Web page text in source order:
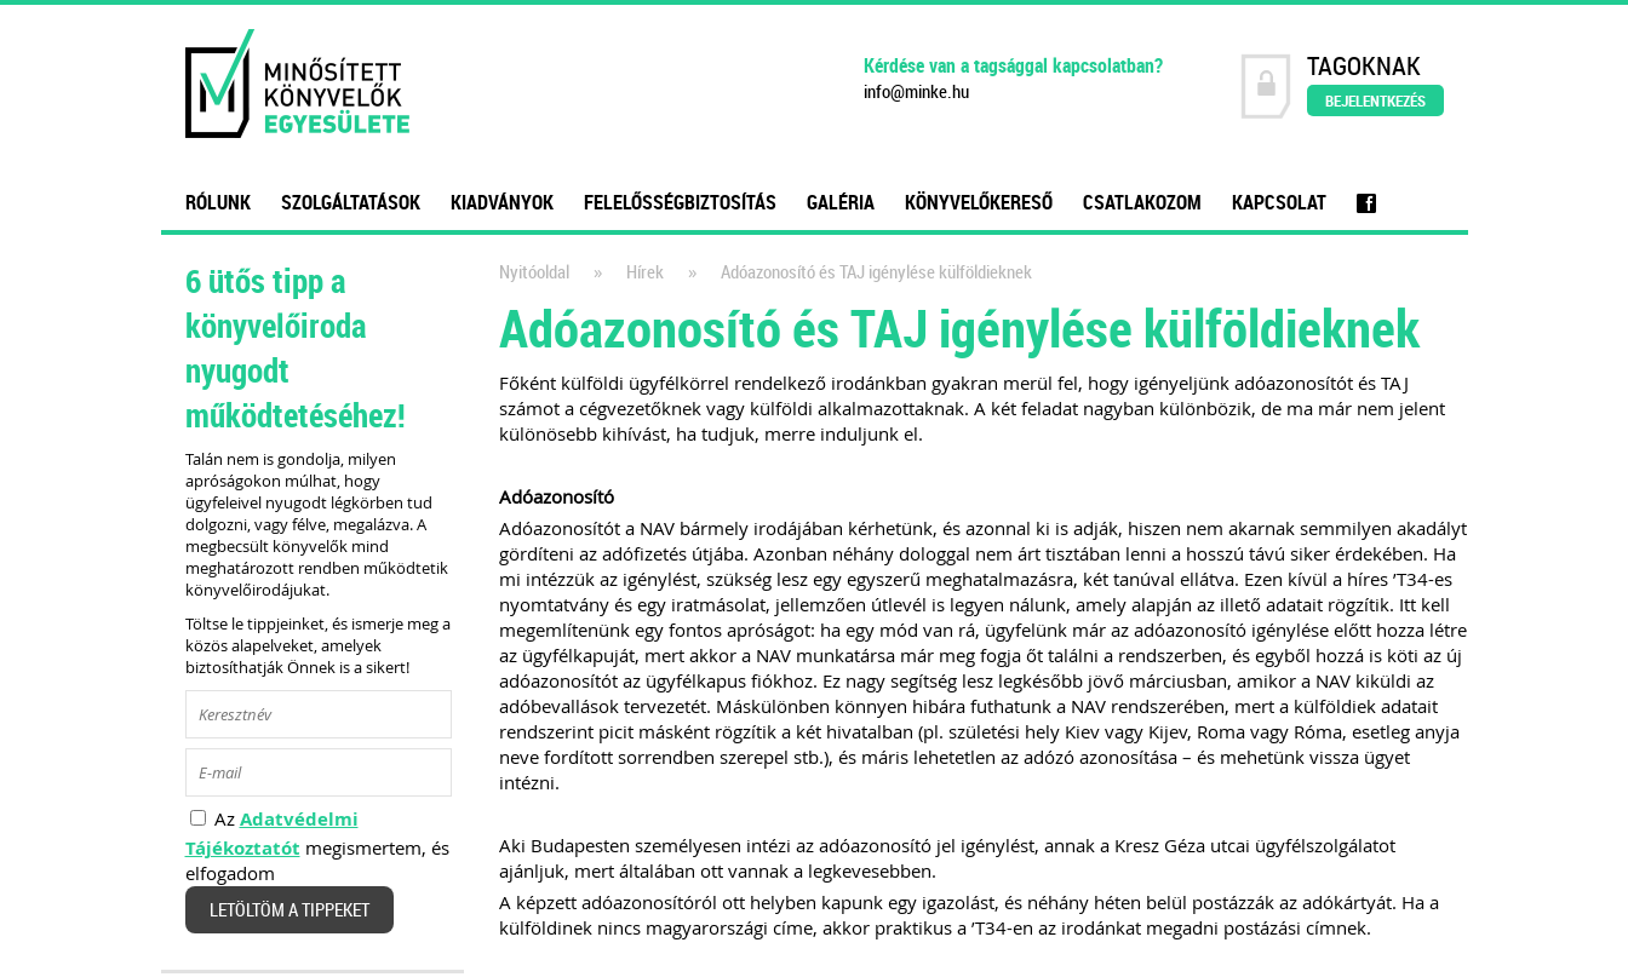
Kérdése van a tagsággal kapcsolatban?
info@minke.hu
TAGOKNAK
BEJELENTKEZÉS
RÓLUNK SZOLGÁLTATÁSOK KIADVÁNYOK FELELŐSSÉGBIZTOSÍTÁS GALÉRIA KÖNYVELŐKERESŐ CSATLAKOZOM KAPCSOLAT f
Nyitóoldal » Hírek » Adóazonosító és TAJ igénylése külföldieknek
Adóazonosító és TAJ igénylése külföldieknek
Főként külföldi ügyfélkörrel rendelkező irodánkban gyakran merül fel, hogy igényeljünk adóazonosítót és TAJ
számot a cégvezetőknek vagy külföldi alkalmazottaknak. A két feladat nagyban különbözik, de ma már nem jelent
különösebb kihívást, ha tudjuk, merre induljunk el.
Adóazonosító
Adóazonosítót a NAV bármely irodájában kérhetünk, és azonnal ki is adják, hiszen nem akarnak semmilyen akadályt
gördíteni az adófizetés útjába. Azonban néhány dologgal nem árt tisztában lenni a hosszú távú siker érdekében. Ha
mi intézzük az igénylést, szükség lesz egy egyszerű meghatalmazásra, két tanúval ellátva. Ezen kívül a híres ’T34-es
nyomtatvány és egy iratmásolat, jellemzően útlevél is legyen nálunk, amely alapján az illető adatait rögzítik. Itt kell
megemlítenünk egy fontos apróságot: ha egy mód van rá, ügyfelünk már az adóazonosító igénylése előtt hozza létre
az ügyfélkapuját, mert akkor a NAV munkatársa már meg fogja őt találni a rendszerben, és egyből hozzá is köti az új
adóazonosítót az ügyfélkapus fiókhoz. Ez nagy segítség lesz legkésőbb jövő márciusban, amikor a NAV kiküldi az
adóbevallások tervezetét. Máskülönben könnyen hibára futhatunk a NAV rendszerében, mert a külföldiek adatait
rendszerint picit másként rögzítik a két hivatalban (pl. születési hely Kiev vagy Kijev, Roma vagy Róma, esetleg anyja
neve fordított sorrendben szerepel stb.), és máris lehetetlen az adózó azonosítása – és mehetünk vissza ügyet
intézni.
Aki Budapesten személyesen intézi az adóazonosító jel igénylést, annak a Kresz Géza utcai ügyfélszolgálatot
ajánljuk, mert általában ott vannak a legkevesebben.
A képzett adóazonosítóról ott helyben kapunk egy igazolást, és néhány héten belül postázzák az adókártyát. Ha a
külföldinek nincs magyarországi címe, akkor praktikus a ’T34-en az irodánkat megadni postázási címnek.
6 ütős tipp a
könyvelőiroda
nyugodt
működtetéséhez!
Talán nem is gondolja, milyen
apróságokon múlhat, hogy
ügyfeleivel nyugodt légkörben tud
dolgozni, vagy félve, megalázva. A
megbecsült könyvelők mind
meghatározott rendben működtetik
könyvelőirodájukat.
Töltse le tippjeinket, és ismerje meg a
közös alapelveket, amelyek
biztosíthatják Önnek is a sikert!
Az Adatvédelmi
Tájékoztatót megismertem, és
elfogadom
LETÖLTÖM A TIPPEKET